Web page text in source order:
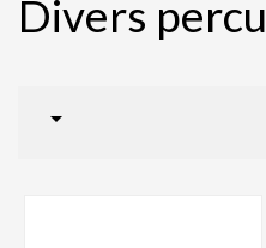
Divers
